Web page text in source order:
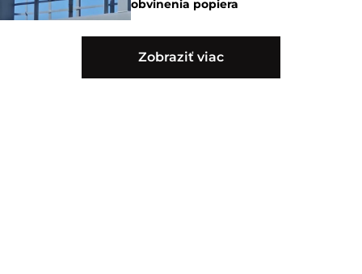
obvinenia popiera
Zobraziť viac